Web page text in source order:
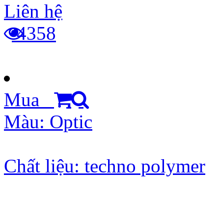
Liên hệ
4358
Mua
Màu: Optic
Chất liệu: techno polymer